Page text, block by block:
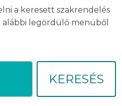
a keresett szakrendelés
alábbi legördülő menüből
KERESÉS